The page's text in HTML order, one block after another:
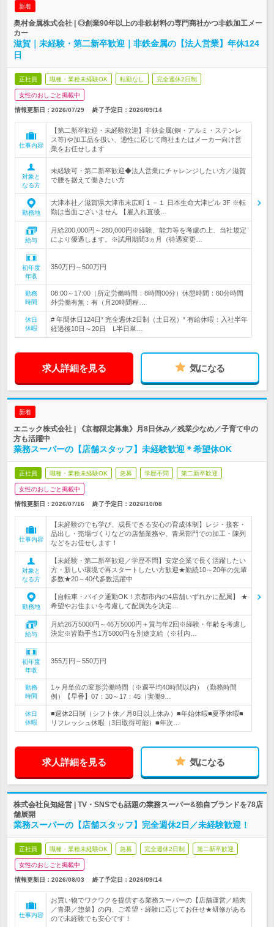
新着
奥村金属株式会社 | ◎創業90年以上の非鉄材料の専門商社かつ非鉄加工メー
カー
滋賀｜未経験・第二新卒歓迎｜非鉄金属の【法人営業】年休124
日
正社員 職種・業種未経験OK 転勤なし 完全週休2日制
女性のおしごと掲載中
情報更新日：2026/07/29 終了予定日： 2026/09/14
仕事内容
【第二新卒歓迎・未経験歓迎】非鉄金属(銅・アルミ・ステンレ
ス等)や加工品を扱い、適性に応じて商社またはメーカー向け営
業をお任せします
対象と
なる方
未経験可・第二新卒歓迎◆法人営業にチャレンジしたい方／滋賀
で腰を据えて働きたい方
勤務地
大津本社／滋賀県大津市末広町１－１ 日本生命大津ビル 3F ※転
勤は当面ございません 【雇入れ直後…
給与
月給200,000円～280,000円※経験、能力等を考慮の上、当社規定
により優遇します。※試用期間3ヵ月（待遇変更…
初年度
年収
350万円～500万円
勤務
時間
08:00～17:00（所定労働時間：8時間00分）休憩時間：60分時間
外労働有無：有（月20時間程…
休日
休暇
# 年間休日124日* 完全週休2日制（土日祝）* 有給休暇：入社半年
経過後10日～20日 L半日単…
求人詳細を見る 気になる
新着
エニック株式会社 | 《京都限定募集》月8日休み／残業少なめ／子育て中の
方も活躍中
業務スーパーの【店舗スタッフ】未経験歓迎＊希望休OK
正社員 職種・業種未経験OK 急募 学歴不問 第二新卒歓迎
女性のおしごと掲載中
情報更新日：2026/07/16 終了予定日： 2026/10/08
仕事内容
【未経験のでも学び、成長できる安心の育成体制】レジ・接客・
品出し・売場づくりなどの店舗業務や、青果部門での加工・陳列
などをお任せします！
対象と
なる方
【未経験・第二新卒歓迎／学歴不問】安定企業で長く活躍したい
方・新しい環境で再スタートしたい方歓迎★勤続10～20年の先輩
多数★20～40代多数活躍中
勤務地
【自転車・バイク通勤OK！京都市内の4店舗いずれかに配属】 ★
希望やお住まいを考慮して配属先を決定…
給与
月給26万5000円～46万5000円＋賞与年2回※経験・年齢を考慮し
決定※皆勤手当1万5000円を別途支給（※社内…
初年度
年収
355万円～550万円
勤務
時間
1ヶ月単位の変形労働時間（※週平均40時間以内）（勤務時間
例）【早番】07：30～17：45（実働9…
休日
休暇
■週休2日制（シフト休／月8日以上休み）■年始休暇■夏季休暇■
リフレッシュ休暇（3日取得可能）■年次…
求人詳細を見る 気になる
株式会社良知経営 | TV・SNSでも話題の業務スーパー&独自ブランドを78店
舗展開
業務スーパーの【店舗スタッフ】完全週休2日／未経験歓迎！
正社員 職種・業種未経験OK 急募 完全週休2日制 第二新卒歓迎
女性のおしごと掲載中
情報更新日：2026/08/03 終了予定日： 2026/09/14
仕事内容
お買い物でワクワクを提供する業務スーパーの【店舗運営／精肉
／青果／惣菜】の内、ご希望・経験に応じてお任せ★研修がある
ので未経験でも安心です！